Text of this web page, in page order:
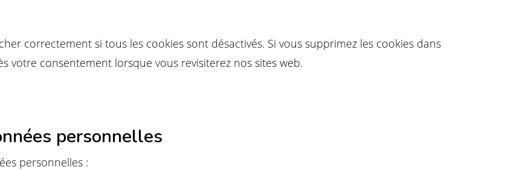
correctement si tous les cookies sont désactivés. Si vous supprimez les cookies dans
votre consentement lorsque vous revisiterez nos sites web.
personnelles
personnelles :